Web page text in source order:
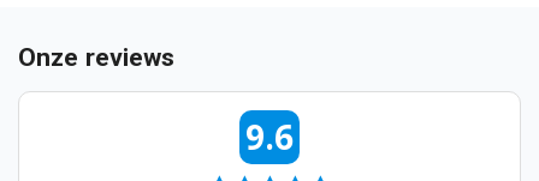
BAR41 0132151028
Onze reviews
9.6